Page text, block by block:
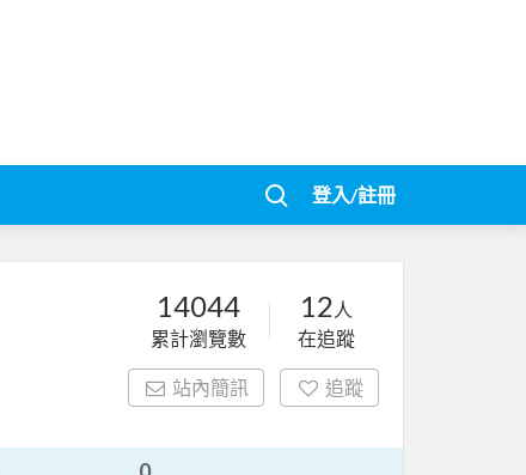
登入/註冊
14044
累計瀏覽數
12 人
在追蹤
站內簡訊 追蹤